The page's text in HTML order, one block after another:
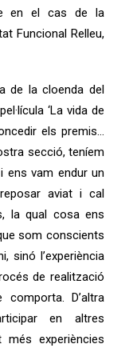
en el cas de la
Funcional Relleu,
de la cloenda del
‘La vida de
els premis…
secció, teníem
ens vam endur un
aviat i cal
la qual cosa ens
som conscients
sinó l’experiència
de realització
D’altra
en altres
experiències